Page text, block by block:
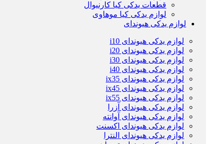
قطعات یدکی کیا کارنیوال
لوازم یدکی کیا موهاوی
لوازم یدکی هیوندای
لوازم یدکی هیوندای i10
لوازم یدکی هیوندای i20
لوازم یدکی هیوندای i30
لوازم یدکی هیوندای i40
لوازم یدکی هیوندای ix35
لوازم یدکی هیوندای ix45
لوازم یدکی هیوندای ix55
لوازم یدکی هیوندای آزرا
لوازم یدکی هیوندای آوانته
لوازم یدکی هیوندای اکسنت
لوازم یدکی هیوندای النترا